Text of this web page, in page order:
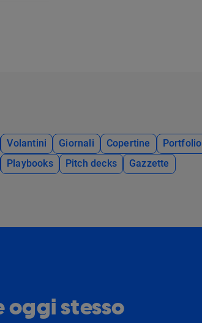
Volantini Giornali Copertine
Portfolio
Playbooks Pitch decks
Gazzette
stesso